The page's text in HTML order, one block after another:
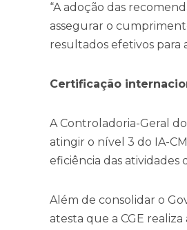
“A adoção das
assegurar o
resultados efetivos para
Certificação
A Controladoria-Geral
atingir o nível 3 do IA-
eficiência das atividades
Além de consolidar o
atesta que a CGE